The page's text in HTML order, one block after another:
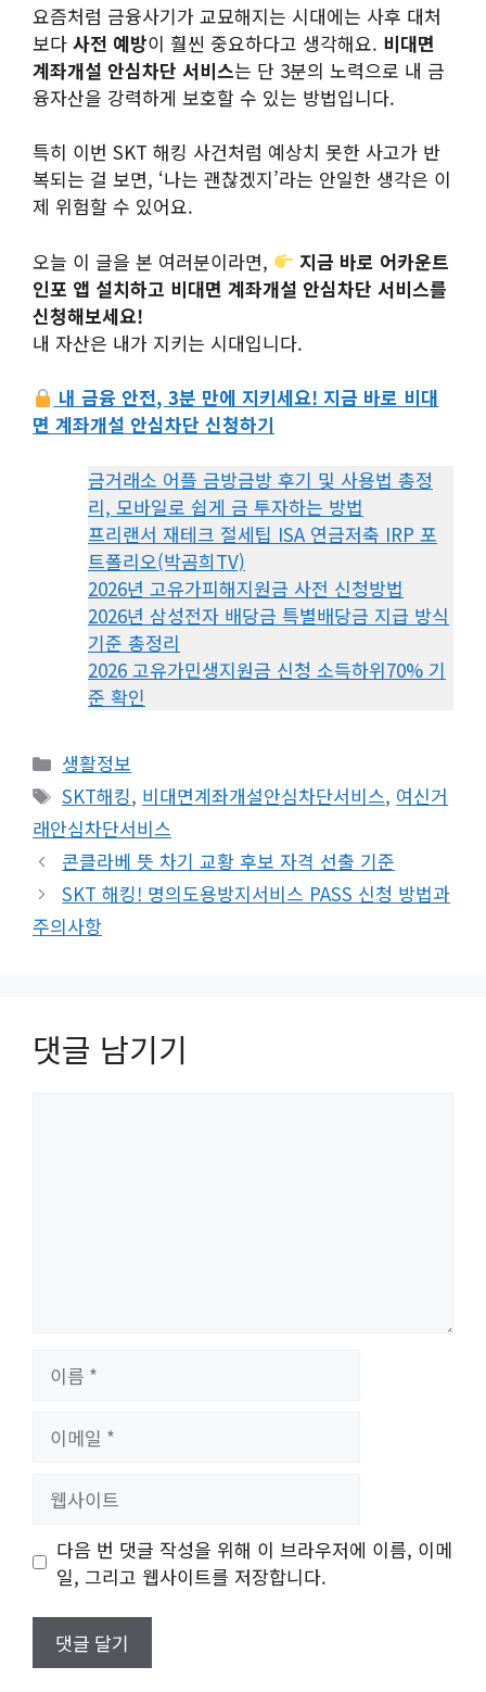
요즘처럼 금융사기가 교묘해지는 시대에는 사후 대처
보다 사전 예방이 훨씬 중요하다고 생각해요. 비대면
계좌개설 안심차단 서비스는 단 3분의 노력으로 내 금
융자산을 강력하게 보호할 수 있는 방법입니다.
특히 이번 SKT 해킹 사건처럼 예상치 못한 사고가 반
복되는 걸 보면, ‘나는 괜찮겠지’라는 안일한 생각은 이
제 위험할 수 있어요.
오늘 이 글을 본 여러분이라면,
지금 바로 어카운트
인포 앱 설치하고 비대면 계좌개설 안심차단 서비스를
신청해보세요!
내 자산은 내가 지키는 시대입니다.
내 금융 안전, 3분 만에 지키세요! 지금 바로 비대
면 계좌개설 안심차단 신청하기
금거래소 어플 금방금방 후기 및 사용법 총정
리, 모바일로 쉽게 금 투자하는 방법
프리랜서 재테크 절세팁 ISA 연금저축 IRP 포
트폴리오(박곰희TV)
2026년 고유가피해지원금 사전 신청방법
2026년 삼성전자 배당금 특별배당금 지급 방식
기준 총정리
2026 고유가민생지원금 신청 소득하위70% 기
준 확인
카
테
고
리
생활정보
태
그
SKT해킹, 비대면계좌개설안심차단서비스, 여신거
래안심차단서비스
콘클라베 뜻 차기 교황 후보 자격 선출 기준
SKT 해킹! 명의도용방지서비스 PASS 신청 방법과
주의사항
댓글 남기기
트
다음 번 댓글 작성을 위해 이 브라우저에 이름, 이메
일, 그리고 웹사이트를 저장합니다.